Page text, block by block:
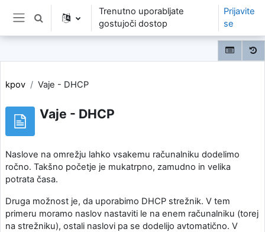
Preskoči na glavno vsebino
Stransko polje
Preklopi iskalni vnos
Trenutno uporabljate
gostujoči dostop
Prijavite
se
kpov Vaje - DHCP
Vaje - DHCP
Naslove na omrežju lahko vsakemu računalniku dodelimo
ročno. Takšno početje je mukatrpno, zamudno in velika
potrata časa.
Druga možnost je, da uporabimo DHCP strežnik. V tem
primeru moramo naslov nastaviti le na enem računalniku (torej
na strežniku), ostali naslovi pa se dodelijo avtomatično. V